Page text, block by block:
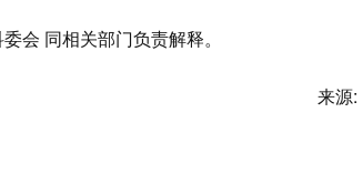
会 同相关部门负责解释。
来源: